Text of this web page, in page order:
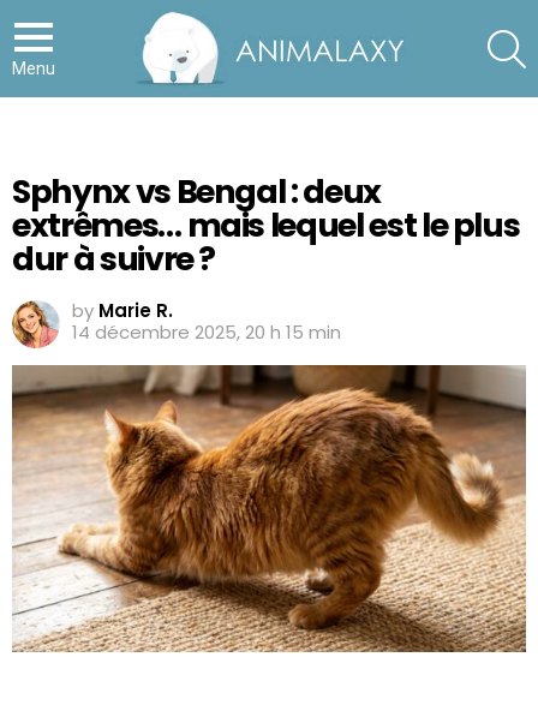
Menu
Sphynx vs Bengal : deux
extrêmes… mais lequel est le plus
dur à suivre ?
by Marie R.
14 décembre 2025, 20 h 15 min